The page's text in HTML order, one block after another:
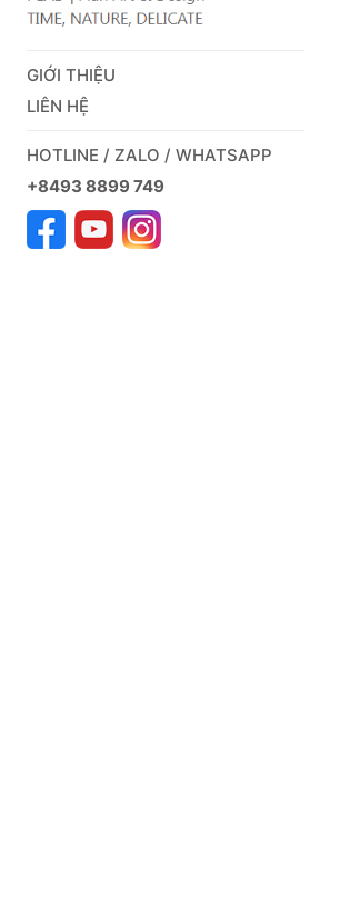
GIỚI THIỆU
LIÊN HỆ
HOTLINE / ZALO / WHATSAPP
+8493 8899 749